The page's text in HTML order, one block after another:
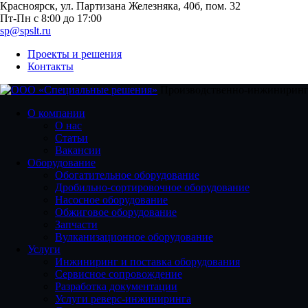
Красноярск, ул. Партизана Железняка, 40б, пом. 32
Пт-Пн с 8:00 до 17:00
sp@spslt.ru
Проекты и решения
Контакты
О компании
О нас
Статьи
Вакансии
Оборудование
Обогатительное оборудование
Дробильно-сортировочное оборудование
Насосное оборудование
Обжиговое оборудование
Запчасти
Вулканизационное оборудование
Услуги
Инжиниринг и поставка оборудования
Сервисное сопровождение
Разработка документации
Услуги реверс-инжиниринга